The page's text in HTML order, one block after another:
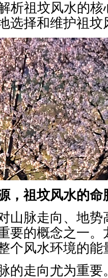
析祖坟风水的
选择和维护祖坟
，祖坟风水的命
山脉走向、地
要的概念之一。
个风水环境的能
的走向尤为重